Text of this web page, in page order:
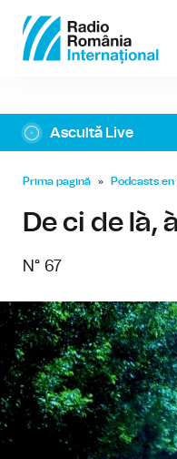
Ascultă Live
Prima pagină » Podcasts
De ci de là,
N° 67